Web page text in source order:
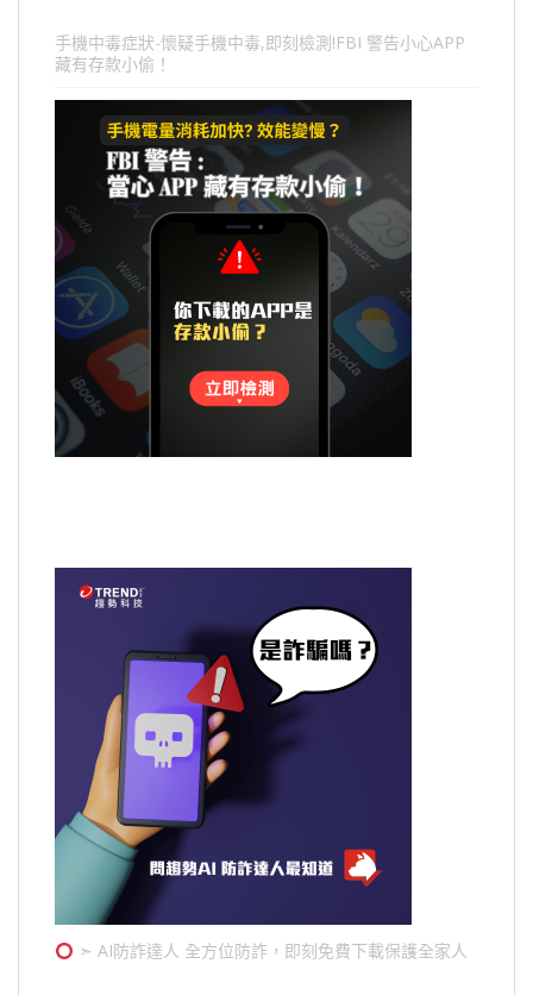
手機中毒症狀-懷疑手機中毒,即刻檢測!FBI 警告小心APP
藏有存款小偷！
➣ AI防詐達人 全方位防詐，即刻免費下載保護全家人